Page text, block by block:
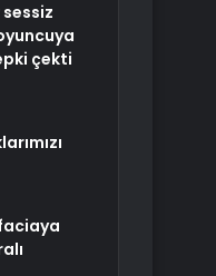
çekti